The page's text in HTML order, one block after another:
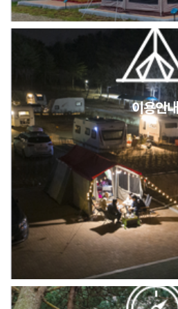
캠핑장(9월1일~6일) 미
2026년 5월 캠핑장 안점
캠핑장(9월1일~6일) 미운
이용안내